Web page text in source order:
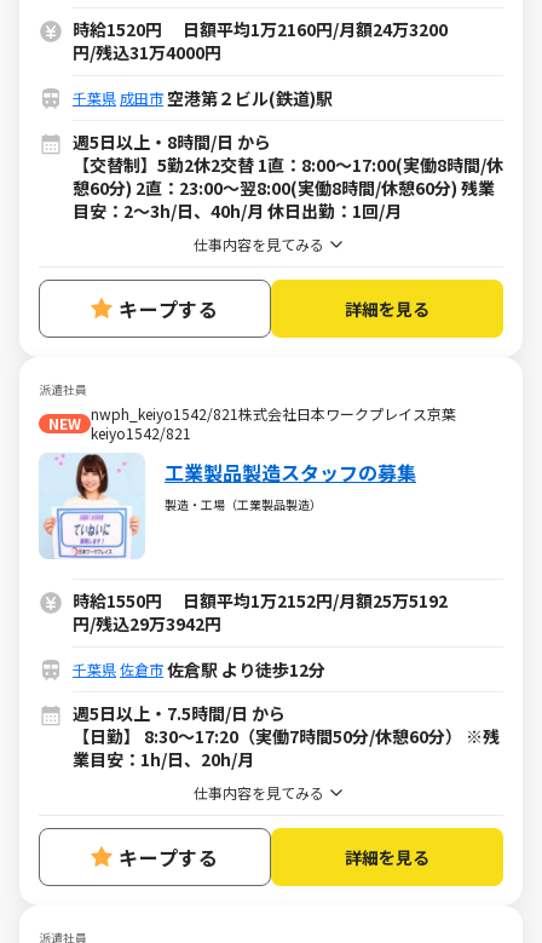
時給1520円 日額平均1万2160円/月額24万3200
円/残込31万4000円
千葉県 成田市 空港第２ビル(鉄道)駅
週5日以上・8時間/日 から
【交替制】5勤2休2交替 1直：8:00～17:00(実働8時間/休
憩60分) 2直：23:00～翌8:00(実働8時間/休憩60分) 残業
目安：2～3h/日、40h/月 休日出勤：1回/月
仕事内容を見てみる
キープする 詳細を見る
派遣社員
NEW nwph_keiyo1542/821株式会社日本ワークプレイス京葉
keiyo1542/821
工業製品製造スタッフの募集
製造・工場（工業製品製造）
時給1550円 日額平均1万2152円/月額25万5192
円/残込29万3942円
千葉県佐倉市佐倉駅 より徒歩12分
週5日以上・7.5時間/日 から
【日勤】 8:30～17:20（実働7時間50分/休憩60分） ※残
業目安：1h/日、20h/月
仕事内容を見てみる
キープする 詳細を見る
派遣社員